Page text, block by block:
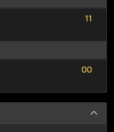
1
1
1
1
0
0
0
0